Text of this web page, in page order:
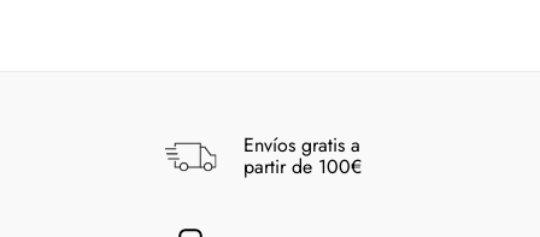
Envíos gratis a
partir de 100€